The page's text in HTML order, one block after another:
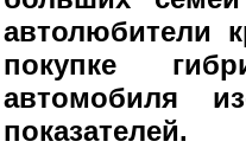
автолюбители
покупке
автомобиля
показателей.